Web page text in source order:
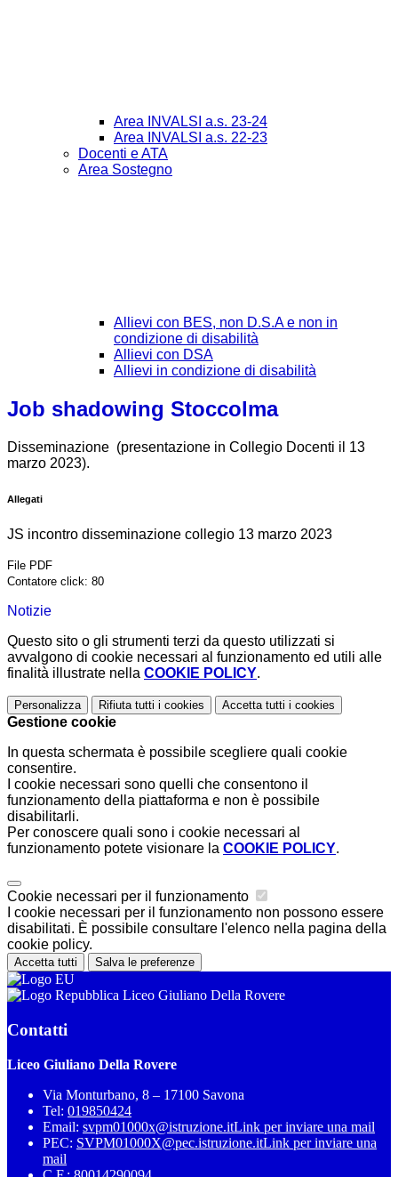
Area INVALSI a.s. 23-24
Area INVALSI a.s. 22-23
Docenti e ATA
Area Sostegno
Allievi con BES, non D.S.A e non in
condizione di disabilità
Allievi con DSA
Allievi in condizione di disabilità
Job shadowing Stoccolma
Disseminazione (presentazione in Collegio Docenti il 13
marzo 2023).
Allegati
JS incontro disseminazione collegio 13 marzo 2023
File PDF
Contatore click: 80
Notizie
Questo sito o gli strumenti terzi da questo utilizzati si
avvalgono di cookie necessari al funzionamento ed utili alle
finalità illustrate nella COOKIE POLICY.
Personalizza Rifiuta tutti i cookies Accetta tutti i cookies
Gestione cookie
In questa schermata è possibile scegliere quali cookie
consentire.
I cookie necessari sono quelli che consentono il
funzionamento della piattaforma e non è possibile
disabilitarli.
Per conoscere quali sono i cookie necessari al
funzionamento potete visionare la COOKIE POLICY.
Cookie necessari per il funzionamento
I cookie necessari per il funzionamento non possono essere
disabilitati. È possibile consultare l'elenco nella pagina della
cookie policy.
Accetta tutti Salva le preferenze
Liceo Giuliano Della Rovere
Contatti
Liceo Giuliano Della Rovere
Via Monturbano, 8 – 17100 Savona
Tel: 019850424
Email: svpm01000x@istruzione.itLink per inviare una mail
PEC: SVPM01000X@pec.istruzione.itLink per inviare una
mail